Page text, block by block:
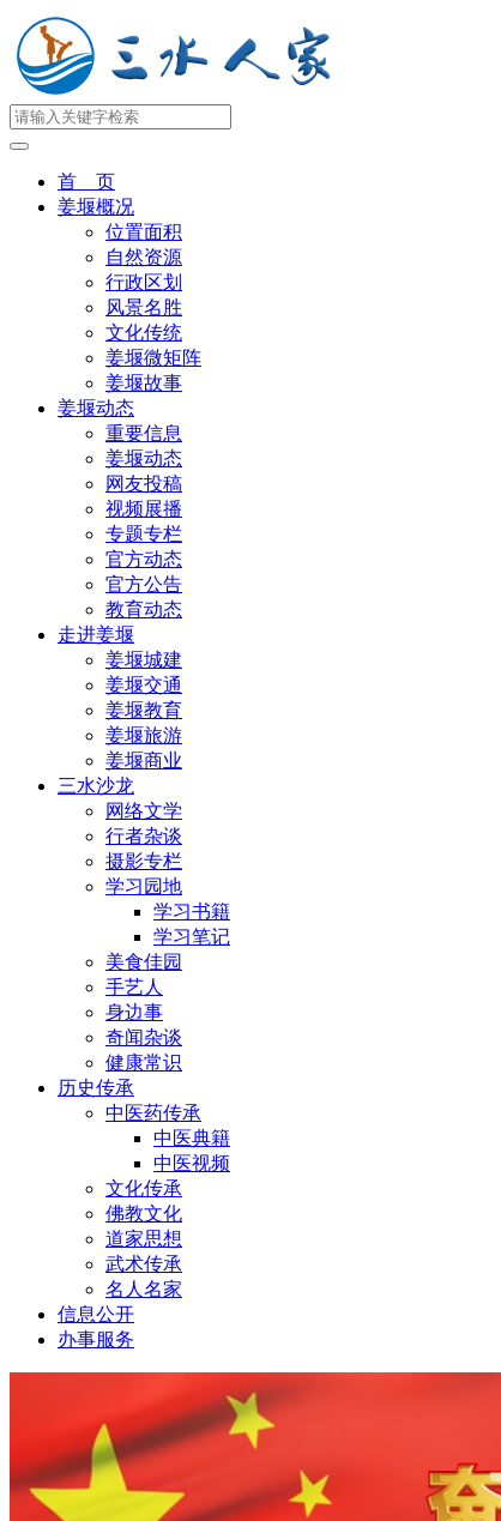
首 页
姜堰概况
位置面积
自然资源
行政区划
风景名胜
文化传统
姜堰微矩阵
姜堰故事
姜堰动态
重要信息
姜堰动态
网友投稿
视频展播
专题专栏
官方动态
官方公告
教育动态
走进姜堰
姜堰城建
姜堰交通
姜堰教育
姜堰旅游
姜堰商业
三水沙龙
网络文学
行者杂谈
摄影专栏
学习园地
学习书籍
学习笔记
美食佳园
手艺人
身边事
奇闻杂谈
健康常识
历史传承
中医药传承
中医典籍
中医视频
文化传承
佛教文化
道家思想
武术传承
名人名家
信息公开
办事服务